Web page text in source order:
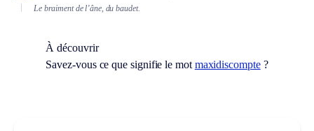
Le braiment de l’âne, du baudet.
À découvrir
Savez-vous ce que signifie le mot maxidiscompte?